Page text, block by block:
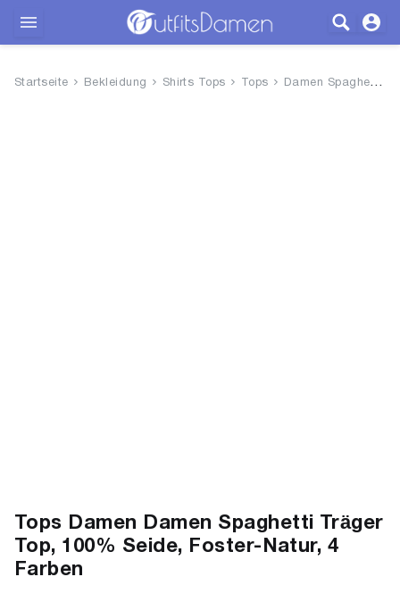
Startseite Bekleidung Shirts Tops Tops Damen Spaghetti Träger Top, 1...
Tops Damen Damen Spaghetti Träger
Top, 100% Seide, Foster-Natur, 4
Farben